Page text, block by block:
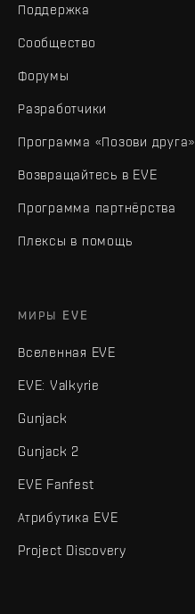
Поддержка
Сообщество
Форумы
Разработчики
Программа «Позови друга»
Возвращайтесь в EVE
Программа партнёрства
Плексы в помощь
МИРЫ EVE
Вселенная EVE
EVE: Valkyrie
Gunjack
Gunjack 2
EVE Fanfest
Атрибутика EVE
Project Discovery